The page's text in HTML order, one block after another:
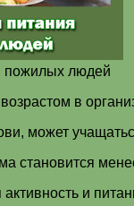
пожилых людей
в
может
становится
и